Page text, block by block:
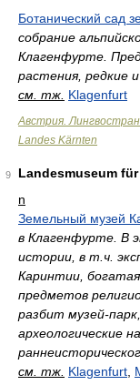
Ботанический сад
собрание
Клагенфурте.
растения, редкие
см. тж. Klagenfurt
Австрия.
Landes Kärnten
9
Landesmuseum
n
Земельный музей
в Клагенфурте. В
истории, в т.ч.
Каринтии,
предметов
разбит музей-
археологические
см. тж. Klagenfurt